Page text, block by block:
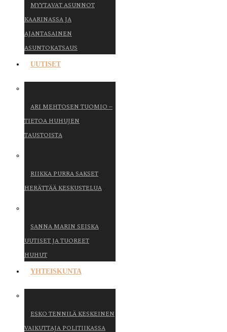
MYYTAVAT ASUNNOT
KAARINASSA JA
AJANTASAINEN
ASUNTOKATSAUS
UUTISET
ARI MEHTOSEN TUOMIO –
TIETOA HUHUJEN
TAUSTOISTA
RIIKKA PURRA SAKSET
HERÄTTÄÄ KESKUSTELUA
SANNA MARIN SEISKA
UUTISET JA TUOREET
HUHUT
YHTEISKUNTA
ESKO TENNILÄ KESKEINEN
VAIKUTTAJA POLITIIKASSA